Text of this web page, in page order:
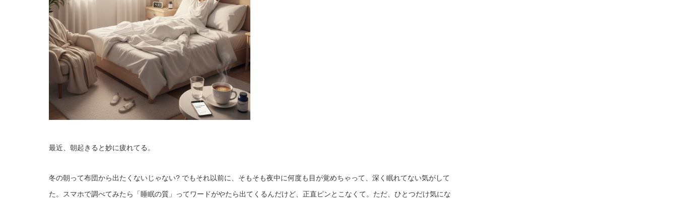
最近、朝起きると妙に疲れてる。
冬の朝って布団から出たくないじゃない? でもそれ以前に、そもそも夜中に何度も目が覚めちゃって、深く眠れてない気がして
た。スマホで調べてみたら「睡眠の質」ってワードがやたら出てくるんだけど、正直ピンとこなくて。ただ、ひとつだけ気にな